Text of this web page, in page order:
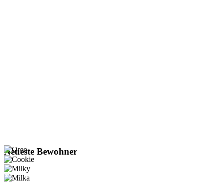
Neueste Bewohner